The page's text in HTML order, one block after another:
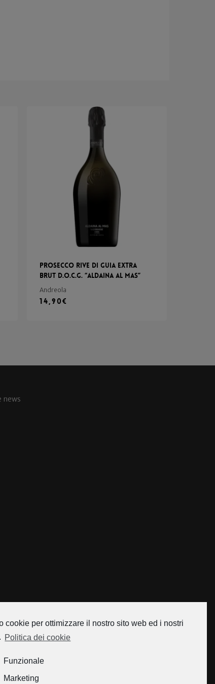
Prosecco Rive di Guia Extra
Brut d.o.c.g. “Aldaina al Mas”
Andreola
14,90€
news
cookie per ottimizzare il nostro sito web ed i nostri
Politica dei cookie
Funzionale
Marketing